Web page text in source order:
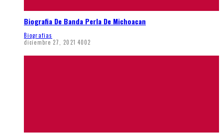
Biografia De Banda Perla De Michoacan
Biografias
diciembre 27, 2021 4002